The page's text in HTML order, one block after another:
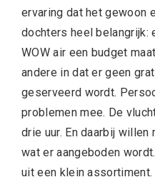
ervaring dat het gewoon
dochters heel belangrijk:
WOW air een budget
andere in dat er geen
geserveerd wordt.
problemen mee. De
drie uur. En daarbij
wat er aangeboden
uit een klein